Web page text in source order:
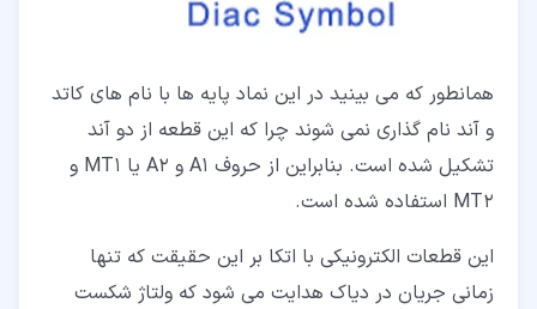
همانطور که می بینید در این نماد پایه ها با نام های کاتد
و آند نام گذاری نمی شوند چرا که این قطعه از دو آند
تشکیل شده است. بنابراین از حروف A1 و A2 یا MT1 و
MT2 استفاده شده است.
این قطعات الکترونیکی با اتکا بر این حقیقت که تنها
زمانی جریان در دیاک هدایت می شود که ولتاژ شکست